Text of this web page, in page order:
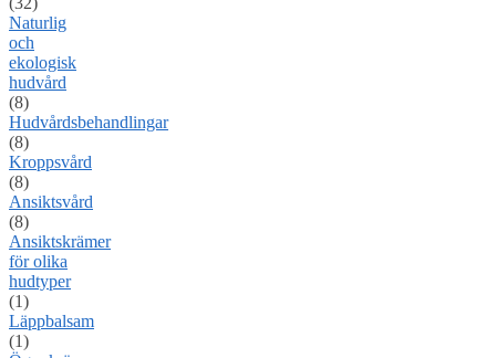
Naturlig
och
ekologisk
hudvård
(8)
Hudvårdsbehandlingar
(8)
Kroppsvård
(8)
Ansiktsvård
(8)
Ansiktskrämer
för olika
hudtyper
(1)
Läppbalsam
(1)